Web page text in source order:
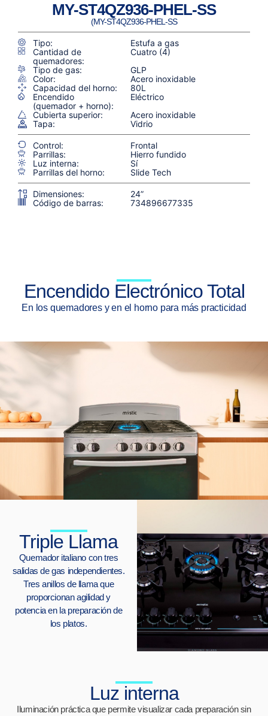
MY-ST4QZ936-PHEL-SS
(MY-ST4QZ936-PHEL-SS
Tipo:
Estufa a gas
Cantidad de
quemadores:
Cuatro (4)
Tipo de gas:
GLP
Color:
Acero inoxidable
Capacidad del horno:
80L
Encendido
(quemador + horno):
Eléctrico
Cubierta superior:
Acero inoxidable
Tapa:
Vidrio
Control:
Frontal
Parrillas:
Hierro fundido
Luz interna:
Sí
Parrillas del horno:
Slide Tech
Dimensiones:
24”
Código de barras:
734896677335
Encendido Electrónico Total
En los quemadores y en el horno para más practicidad
Triple Llama
Quemador italiano con tres
salidas de gas independientes.
Tres anillos de llama que
proporcionan agilidad y
potencia en la preparación de
los platos.
Luz interna
Iluminación práctica que permite visualizar cada preparación sin